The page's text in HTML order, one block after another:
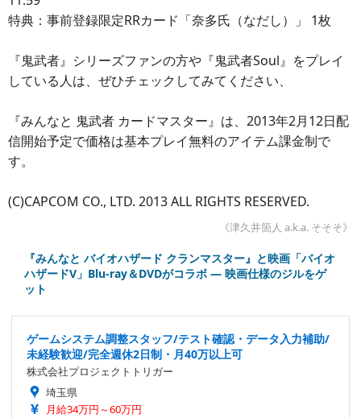
特典：事前登録限定RRカード「奈多氏（なだし）」 1枚
『鬼武者』シリーズファンの方や『鬼武者Soul』をプレイ
している人は、ぜひチェックしてみてください、
『みんなと 鬼武者 カードマスター』は、2013年2月12日配
信開始予定で価格は基本プレイ無料のアイテム課金制で
す。
(C)CAPCOM CO., LTD. 2013 ALL RIGHTS RESERVED.
《津久井箇人 a.k.a. そそそ》
『みんなと バイオハザード クランマスター』と映画「バイオ
ハザードV」Blu-ray＆DVDがコラボ ― 映画仕様のジルをゲ
ット
ゲームシステム調整スタッフ/テスト確認・データ入力補助/
未経験歓迎/完全週休2日制・月40万以上可
株式会社プロジェクトトリガー
埼玉県
月給34万円～60万円